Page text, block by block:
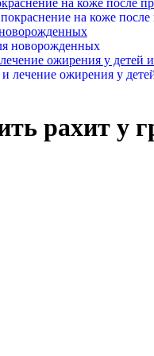
на коже после
ожирения у детей
рахит у